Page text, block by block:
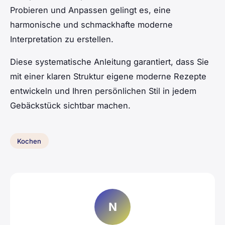
Probieren und Anpassen gelingt es, eine
harmonische und schmackhafte moderne
Interpretation zu erstellen.
Diese systematische Anleitung garantiert, dass Sie
mit einer klaren Struktur eigene moderne Rezepte
entwickeln und Ihren persönlichen Stil in jedem
Gebäckstück sichtbar machen.
Kochen
N